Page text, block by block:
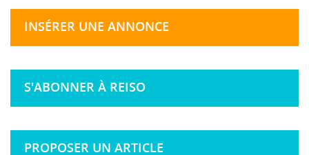
INSÉRER UNE ANNONCE
S'ABONNER À REISO
PROPOSER UN ARTICLE